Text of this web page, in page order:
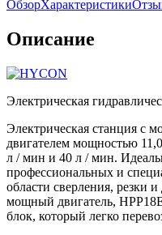
ОбзорХарактеристики
Описание
Электрическая
Электрическая станция с
двигателем мощностью
л / мин и 40 л / мин.
профессиональных и
области сверления, резки
мощный двигатель,
блок, который легко